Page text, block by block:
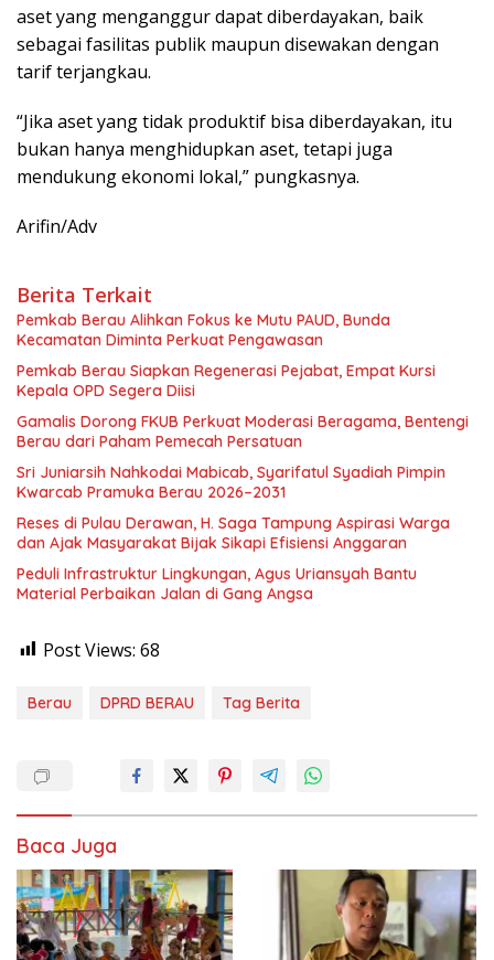
aset yang menganggur dapat diberdayakan, baik
sebagai fasilitas publik maupun disewakan dengan
tarif terjangkau.
“Jika aset yang tidak produktif bisa diberdayakan, itu
bukan hanya menghidupkan aset, tetapi juga
mendukung ekonomi lokal,” pungkasnya.
Arifin/Adv
Berita Terkait
Pemkab Berau Alihkan Fokus ke Mutu PAUD, Bunda
Kecamatan Diminta Perkuat Pengawasan
Pemkab Berau Siapkan Regenerasi Pejabat, Empat Kursi
Kepala OPD Segera Diisi
Gamalis Dorong FKUB Perkuat Moderasi Beragama, Bentengi
Berau dari Paham Pemecah Persatuan
Sri Juniarsih Nahkodai Mabicab, Syarifatul Syadiah Pimpin
Kwarcab Pramuka Berau 2026–2031
Reses di Pulau Derawan, H. Saga Tampung Aspirasi Warga
dan Ajak Masyarakat Bijak Sikapi Efisiensi Anggaran
Peduli Infrastruktur Lingkungan, Agus Uriansyah Bantu
Material Perbaikan Jalan di Gang Angsa
Post Views: 68
Berau DPRD BERAU Tag Berita
Baca Juga